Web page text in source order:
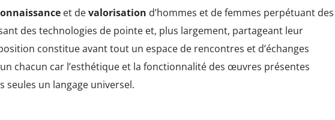
et devalorisation d’hommes et de femmes perpétuant des
des technologies de pointe et, plus largement, partageant leur
constitue avant tout un espace de rencontres et d’échanges
chacun car l’esthétique et la fonctionnalité des œuvres présentes
seules un langage universel.